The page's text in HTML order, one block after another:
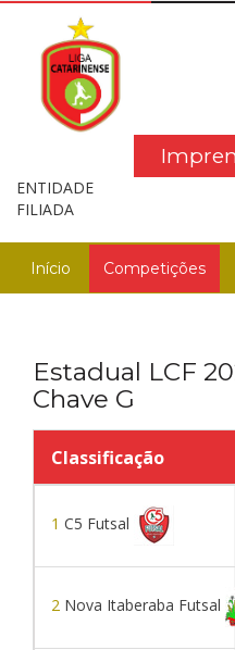
ENTIDADE
FILIADA
Início Competições
Estadual LCF
Chave G
Classificação
1 C5 Futsal
2 Nova Itaberaba Futsal